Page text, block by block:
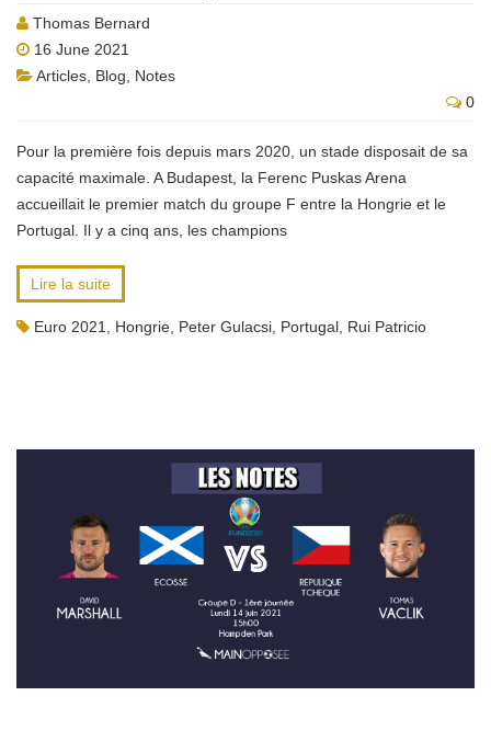
Thomas Bernard
16 June 2021
Articles Blog
Notes
0
Pour la première fois depuis mars 2020, un stade disposait de sa
capacité maximale. A Budapest, la Ferenc Puskas Arena
accueillait le premier match du groupe F entre la Hongrie et le
Portugal. Il y a cinq ans, les champions
Lire la suite
Euro 2021 Hongrie Peter Gulacsi Portugal Rui Patricio